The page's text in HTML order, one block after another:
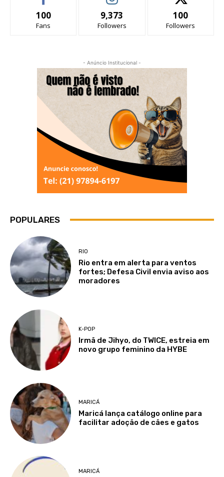
100
Fans
9,373
Followers
100
Followers
- Anúncio Institucional -
POPULARES
RIO
Rio entra em alerta para ventos
fortes; Defesa Civil envia aviso aos
moradores
K-POP
Irmã de Jihyo, do TWICE, estreia em
novo grupo feminino da HYBE
MARICÁ
Maricá lança catálogo online para
facilitar adoção de cães e gatos
MARICÁ